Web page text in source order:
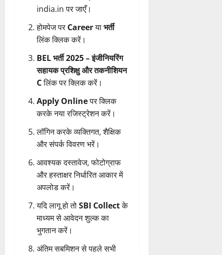
india.in पर जाएँ।
होमपेज पर Careerयाभर्ती
लिंक क्लिक करें।
BEL भर्ती 2025 – इंजीनियरिंग
सहायक प्रशिक्षु और तकनीशियन
Cलिंक पर क्लिक करें।
Apply Onlineपर क्लिक
करके नया रजिस्ट्रेशन करें।
लॉगिन करके व्यक्तिगत, शैक्षिक
और संपर्क विवरण भरें।
आवश्यक दस्तावेज, फोटोग्राफ
और हस्ताक्षर निर्धारित आकार में
अपलोड करें।
यदि लागू हो तोSBI Collectके
माध्यम से आवेदन शुल्क का
भुगतान करें।
अंतिम सबमिशन से पहले सभी